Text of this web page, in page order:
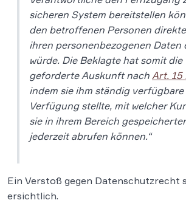
sicheren System bereitstellen
den betroffenen Personen
ihren personenbezogenen Daten
würde. Die Beklagte hat somit die
geforderte Auskunft nach Art. 15
indem sie ihm ständig
Verfügung stellte, mit welcher
sie in ihrem Bereich
jederzeit abrufen können.“
Ein Verstoß gegen Datenschutzrecht
ersichtlich.